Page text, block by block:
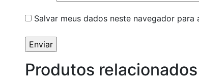
Salvar meus dados neste navegador
Produtos relacionados